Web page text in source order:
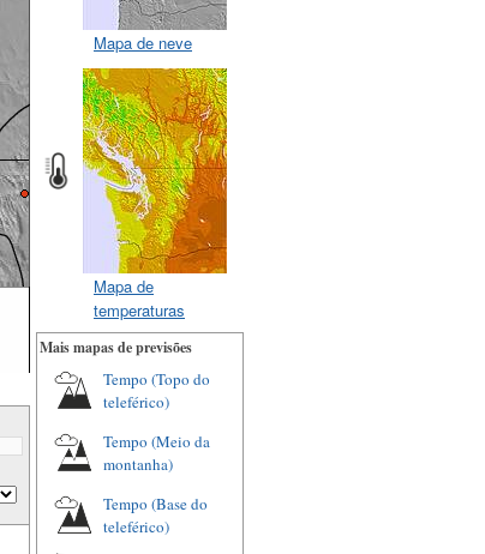
Mapa de neve
Mapa de
temperaturas
Mais mapas de previsões
Tempo (Topo do
teleférico)
Tempo (Meio da
montanha)
Tempo (Base do
teleférico)